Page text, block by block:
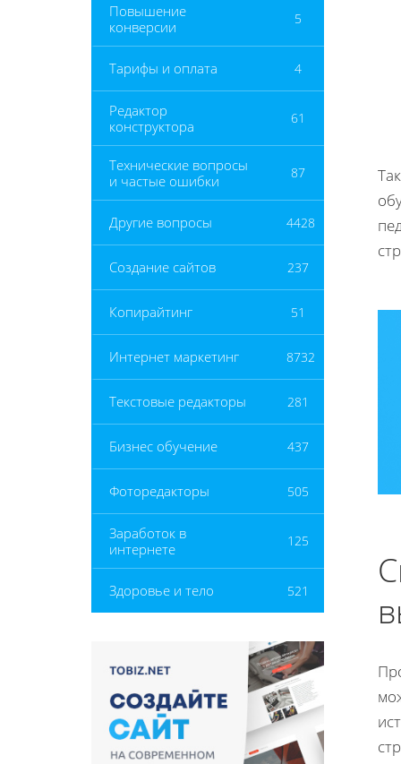
Повышение
конверсии
5
Тарифы и оплата 4
Редактор
конструктора
61
Технические вопросы
и частые ошибки
87
Другие вопросы 4428
Создание сайтов 237
Копирайтинг 51
Интернет маркетинг 8732
Текстовые редакторы 281
Бизнес обучение 437
Фоторедакторы 505
Заработок в
интернете
125
Здоровье и тело 521